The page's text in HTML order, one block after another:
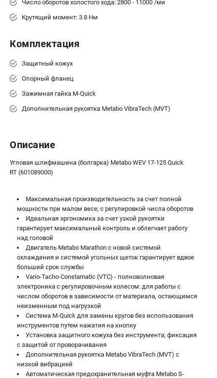
+7 (911) 360-06-14 | +7 (8112) 59-10-67
Число оборотов холостого хода: 2800 - 11000 /ми
Крутящий момент: 3.8 Нм
Комплектация
Защитный кожух
Опорный фланец
Зажимная гайка M-Quick
Дополнительная рукоятка Metabo VibraTech (MVT)
Описание
Угловая шлифмашина (болгарка) Metabo WEV 17-125 Quick
RT (601089000)
Максимальная производительность за счет полной
мощности при малом весе; с регулировкой числа оборотов
Идеальная эргономика за счет узкой рукоятки
гарантирует максимальный контроль и облегчает работу
над головой
Двигатель Metabo Marathon с новой системой
охлаждения и системой угольных щеток гарантирует вдвое
больший срок службы
Vario-Tacho-Constamatic (VTC) - полноволновая
электроника с регулировочным колесом: для работы с
числом оборотов в зависимости от материала, остающимся
неизменным под нагрузкой
Система M-Quick для замены кругов без использования
инструментов путем нажатия на кнопку
Установка защитного кожуха без инструмента; фиксация
с защитой от проворачивания
Дополнительная рукоятка Metabo VibraTech (MVT) с
низкой вибрацией
Автоматическая предохранительная муфта Metabo S-